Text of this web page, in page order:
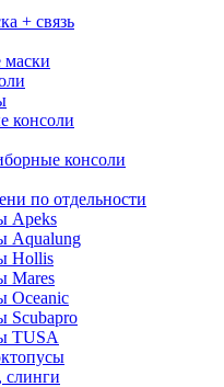
+ связь
маски
консоли
консоли
по отдельности
Apeks
Aqualung
Hollis
Mares
Oceanic
Scubapro
TUSA
слинги